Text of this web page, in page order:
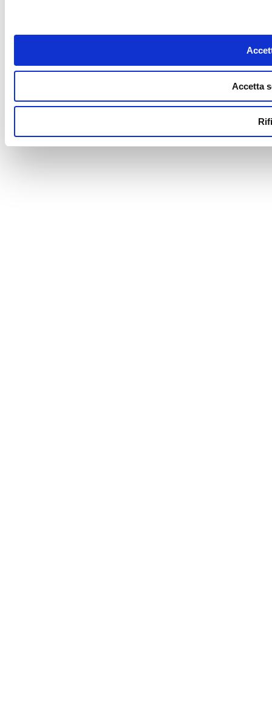
Accetta